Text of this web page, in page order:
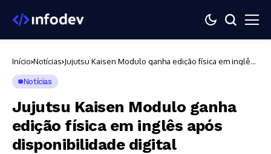
Início Notícias Jujutsu Kaisen Modulo ganha edição física em inglês
Notícias
Jujutsu Kaisen Modulo ganha
edição física em inglês após
disponibilidade digital